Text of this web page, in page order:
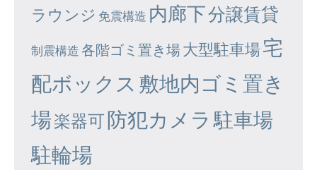
ラウンジ 免震構造 内廊下分譲賃貸
制震構造 各階ゴミ置き場大型駐車場宅
配ボックス 敷地内ゴミ置き
場楽器可防犯カメラ 駐車場
駐輪場